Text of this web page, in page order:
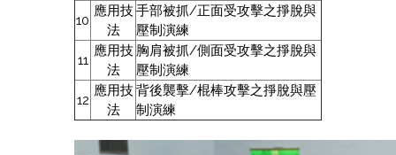
10
應用技
法
手部被抓/正面受攻擊之掙脫與
壓制演練
11
應用技
法
胸肩被抓/側面受攻擊之掙脫與
壓制演練
12
應用技
法
背後襲擊/棍棒攻擊之掙脫與壓
制演練